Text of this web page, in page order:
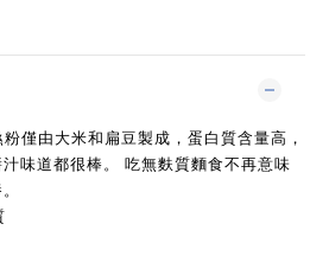
僅由大米和扁豆製成，蛋白質含量高，
味道都很棒。 吃無麩質麵食不再意味